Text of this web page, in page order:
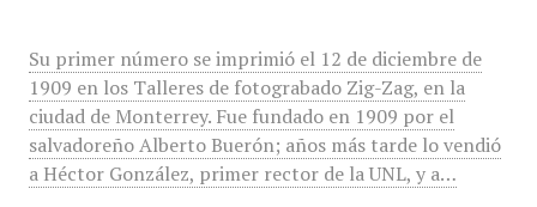
Su primer número se imprimió el 12 de diciembre de
1909 en los Talleres de fotograbado Zig-Zag, en la
ciudad de Monterrey. Fue fundado en 1909 por el
salvadoreño Alberto Buerón; años más tarde lo vendió
a Héctor González, primer rector de la UNL, y a…